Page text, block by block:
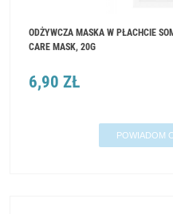
ODŻYWCZA MASKA W PŁACHCIE
CARE MASK, 20G
6,90 ZŁ
POWIADOM